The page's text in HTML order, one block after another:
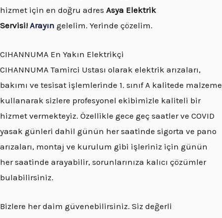
hizmet için en doğru adres Asya Elektrik
Servisi! Arayın gelelim. Yerinde çözelim.
CIHANNUMA En Yakın Elektrikçi
CIHANNUMA Tamirci Ustası olarak elektrik arızaları,
bakımı ve tesisat işlemlerinde 1. sınıf A kalitede malzeme
kullanarak sizlere profesyonel ekibimizle kaliteli bir
hizmet vermekteyiz. Özellikle gece geç saatler ve COVID
yasak günleri dahil günün her saatinde sigorta ve pano
arızaları, montaj ve kurulum gibi işleriniz için günün
her saatinde arayabilir, sorunlarınıza kalıcı çözümler
bulabilirsiniz.
Bizlere her daim güvenebilirsiniz. Siz değerli